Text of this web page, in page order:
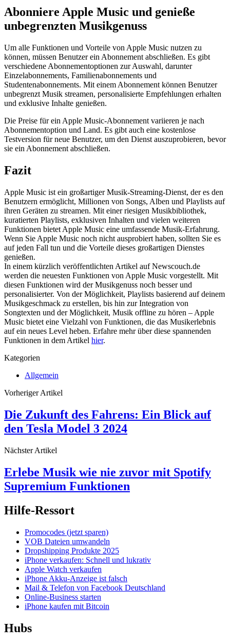
Abonniere Apple Music und genieße
unbegrenzten Musikgenuss
Um alle Funktionen und Vorteile von Apple Music nutzen zu
können, müssen Benutzer ein Abonnement abschließen. Es gibt
verschiedene Abonnementoptionen zur Auswahl, darunter
Einzelabonnements, Familienabonnements und
Studentenabonnements. Mit einem Abonnement können Benutzer
unbegrenzt Musik streamen, personalisierte Empfehlungen erhalten
und exklusive Inhalte genießen.
Die Preise für ein Apple Music-Abonnement variieren je nach
Abonnementoption und Land. Es gibt auch eine kostenlose
Testversion für neue Benutzer, um den Dienst auszuprobieren, bevor
sie ein Abonnement abschließen.
Fazit
Apple Music ist ein großartiger Musik-Streaming-Dienst, der es den
Benutzern ermöglicht, Millionen von Songs, Alben und Playlists auf
ihren Geräten zu streamen. Mit einer riesigen Musikbibliothek,
kuratierten Playlists, exklusiven Inhalten und vielen weiteren
Funktionen bietet Apple Music eine umfassende Musik-Erfahrung.
Wenn Sie Apple Music noch nicht ausprobiert haben, sollten Sie es
auf jeden Fall tun und die Vorteile dieses großartigen Dienstes
genießen.
In einem kürzlich veröffentlichten Artikel auf Newscouch.de
werden die neuesten Funktionen von Apple Music vorgestellt. Mit
diesen Funktionen wird der Musikgenuss noch besser und
personalisierter. Von der Möglichkeit, Playlists basierend auf deinem
Musikgeschmack zu erstellen, bis hin zur Integration von
Songtexten und der Möglichkeit, Musik offline zu hören – Apple
Music bietet eine Vielzahl von Funktionen, die das Musikerlebnis
auf ein neues Level heben. Erfahre mehr über diese spannenden
Funktionen in dem Artikel hier.
Kategorien
Allgemein
Vorheriger Artikel
Die Zukunft des Fahrens: Ein Blick auf
den Tesla Model 3 2024
Nächster Artikel
Erlebe Musik wie nie zuvor mit Spotify
Supremium Funktionen
Hilfe-Ressort
Promocodes (jetzt sparen)
VOB Dateien umwandeln
Dropshipping Produkte 2025
iPhone verkaufen: Schnell und lukrativ
Apple Watch verkaufen
iPhone Akku-Anzeige ist falsch
Mail & Telefon von Facebook Deutschland
Online-Business starten
iPhone kaufen mit Bitcoin
Hubs